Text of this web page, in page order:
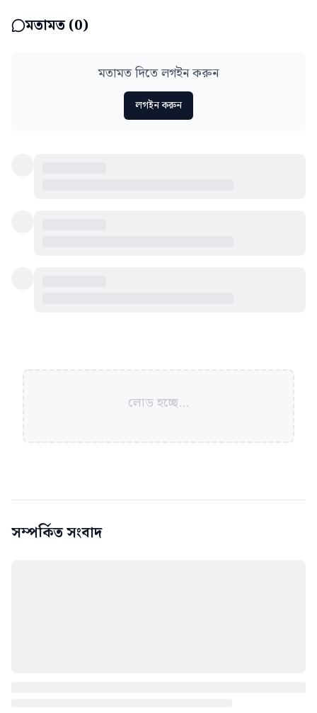
মতামত (0)
মতামত দিতে লগইন করুন
লগইন করুন
লোড হচ্ছে...
সম্পর্কিত সংবাদ